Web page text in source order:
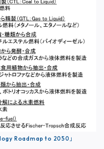
Roadmap to 2050」